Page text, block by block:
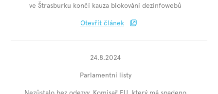
ve Štrasburku končí kauza blokování dezinfowebů
Otevřít článek
24.8.2024
Parlamentní listy